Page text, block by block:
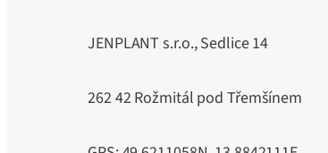
JENPLANT s.r.o., Sedlice 14
262 42 Rožmitál pod Třemšínem